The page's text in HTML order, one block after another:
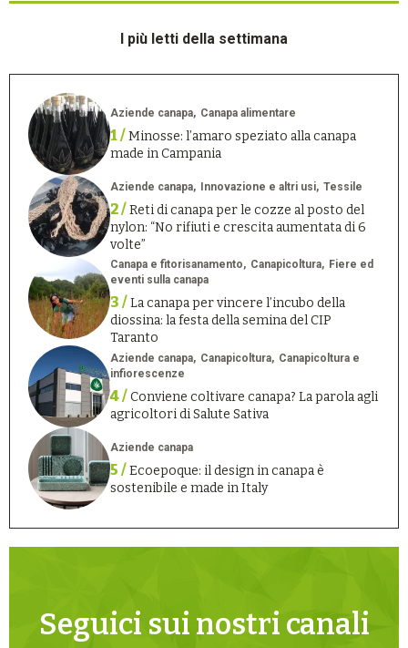
I più letti della settimana
Aziende canapa Canapa alimentare
1 /Minosse: l’amaro speziato alla canapa
made in Campania
Aziende canapa Innovazione e altri usi Tessile
2 /Reti di canapa per le cozze al posto del
nylon: “No rifiuti e crescita aumentata di 6
volte”
Canapa e fitorisanamento Canapicoltura
Fiere ed
eventi sulla canapa
3 /La canapa per vincere l’incubo della
diossina: la festa della semina del CIP
Taranto
Aziende canapa Canapicoltura
Canapicoltura e
infiorescenze
4 /Conviene coltivare canapa? La parola agli
agricoltori di Salute Sativa
Aziende canapa
5 /Ecoepoque: il design in canapa è
sostenibile e made in Italy
Seguici sui nostri canali